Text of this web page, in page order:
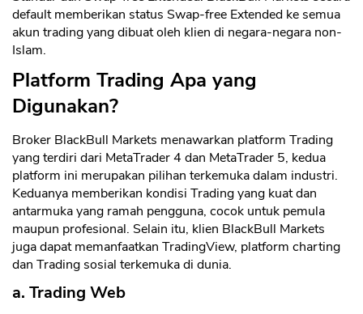
default memberikan status Swap-free Extended ke semua
akun trading yang dibuat oleh klien di negara-negara non-
Islam.
Platform Trading Apa yang
Digunakan?
Broker BlackBull Markets menawarkan platform Trading
yang terdiri dari MetaTrader 4 dan MetaTrader 5, kedua
platform ini merupakan pilihan terkemuka dalam industri.
Keduanya memberikan kondisi Trading yang kuat dan
antarmuka yang ramah pengguna, cocok untuk pemula
maupun profesional. Selain itu, klien BlackBull Markets
juga dapat memanfaatkan TradingView, platform charting
dan Trading sosial terkemuka di dunia.
a. Trading Web